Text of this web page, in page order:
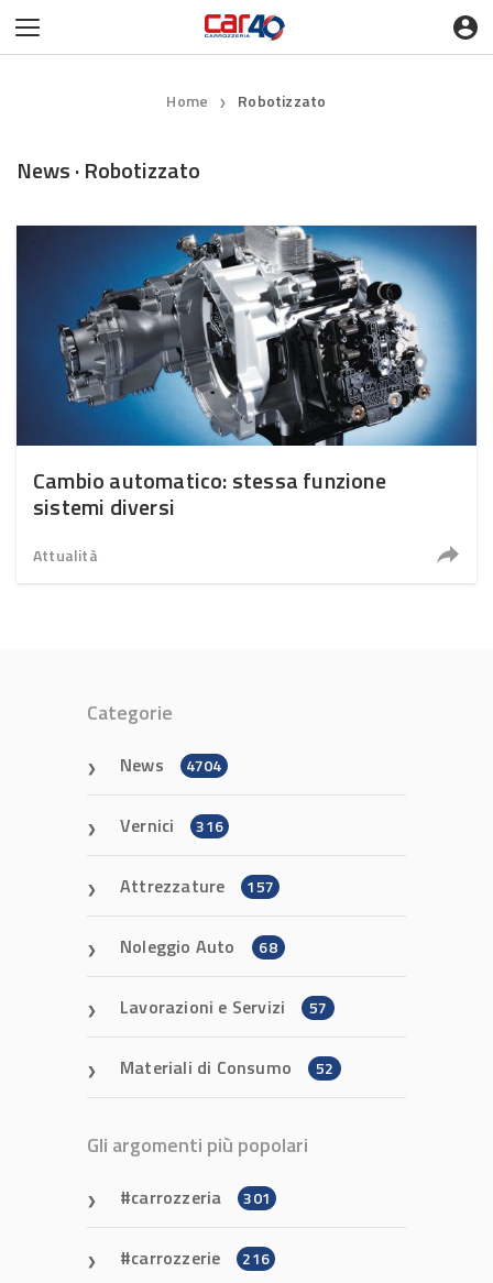
Home ❯ Robotizzato
News · Robotizzato
Cambio automatico: stessa funzione
sistemi diversi
Attualità
Categorie
News 4704
Vernici 316
Attrezzature 157
Noleggio Auto 68
Lavorazioni e Servizi 57
Materiali di Consumo 52
Gli argomenti più popolari
carrozzeria 301
carrozzerie 216